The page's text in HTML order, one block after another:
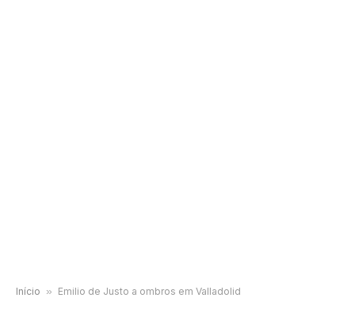
Início » Emilio de Justo a ombros em Valladolid